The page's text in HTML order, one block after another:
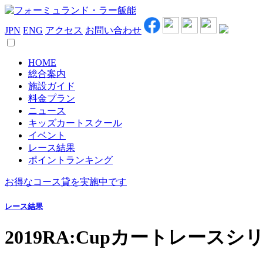
JPN ENG アクセス お問い合わせ
HOME
総合案内
施設ガイド
料金プラン
ニュース
キッズカートスクール
イベント
レース結果
ポイントランキング
お得なコース貸を実施中です
レース結果
2019RA:Cupカートレースシ